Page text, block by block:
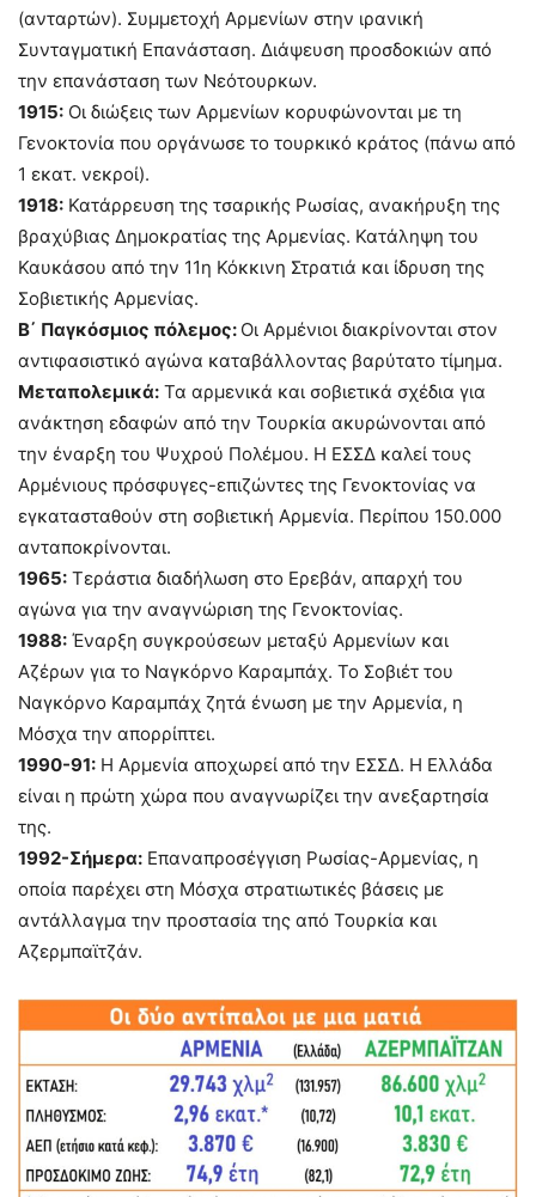
(ανταρτών). Συμμετοχή Αρμενίων στην ιρανική
Συνταγματική Επανάσταση. Διάψευση προσδοκιών από
την επανάσταση των Νεότουρκων.
1915: Οι διώξεις των Αρμενίων κορυφώνονται με τη
Γενοκτονία που οργάνωσε το τουρκικό κράτος (πάνω από
1 εκατ. νεκροί).
1918: Κατάρρευση της τσαρικής Ρωσίας, ανακήρυξη της
βραχύβιας Δημοκρατίας της Αρμενίας. Κατάληψη του
Καυκάσου από την 11η Κόκκινη Στρατιά και ίδρυση της
Σοβιετικής Αρμενίας.
Β΄ Παγκόσμιος πόλεμος: Οι Αρμένιοι διακρίνονται στον
αντιφασιστικό αγώνα καταβάλλοντας βαρύτατο τίμημα.
Μεταπολεμικά: Τα αρμενικά και σοβιετικά σχέδια για
ανάκτηση εδαφών από την Τουρκία ακυρώνονται από
την έναρξη του Ψυχρού Πολέμου. Η ΕΣΣΔ καλεί τους
Αρμένιους πρόσφυγες-επιζώντες της Γενοκτονίας να
εγκατασταθούν στη σοβιετική Αρμενία. Περίπου 150.000
ανταποκρίνονται.
1965: Τεράστια διαδήλωση στο Ερεβάν, απαρχή του
αγώνα για την αναγνώριση της Γενοκτονίας.
1988: Έναρξη συγκρούσεων μεταξύ Αρμενίων και
Αζέρων για το Ναγκόρνο Καραμπάχ. Το Σοβιέτ του
Ναγκόρνο Καραμπάχ ζητά ένωση με την Αρμενία, η
Μόσχα την απορρίπτει.
1990-91: Η Αρμενία αποχωρεί από την ΕΣΣΔ. Η Ελλάδα
είναι η πρώτη χώρα που αναγνωρίζει την ανεξαρτησία
της.
1992-Σήμερα: Επαναπροσέγγιση Ρωσίας-Αρμενίας, η
οποία παρέχει στη Μόσχα στρατιωτικές βάσεις με
αντάλλαγμα την προστασία της από Τουρκία και
Αζερμπαϊτζάν.